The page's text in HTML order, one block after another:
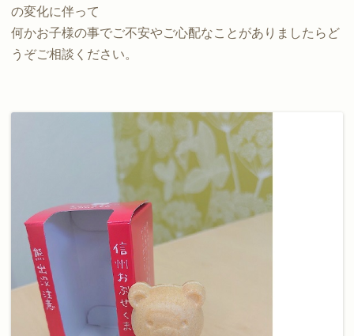
の変化に伴って
何かお子様の事でご不安やご心配なことがありましたらど
うぞご相談ください。